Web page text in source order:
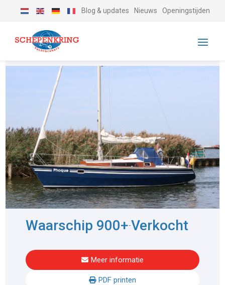
Blog & updates Nieuws Openingstijden
Waarschip 900+-Verkocht
Meer informatie
PDF printen